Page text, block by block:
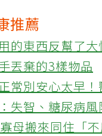
推薦
的東西反幫了大
丟棄的3樣物品
常別安心太早！
失智、糖尿病風
母搬來同住「